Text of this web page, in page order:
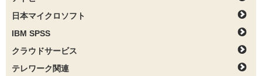
日本マイクロソフト
IBM SPSS
クラウドサービス
テレワーク関連